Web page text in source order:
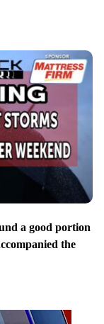
a good portion
the